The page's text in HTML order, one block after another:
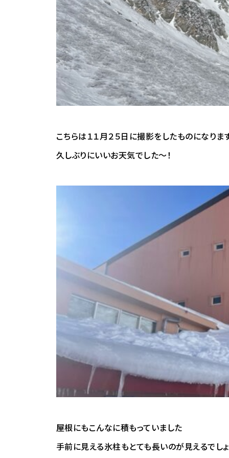
こちらは１１月２５日に撮影をしたものになりま
久しぶりにいいお天気でした～！
屋根にもこんなに積もっていました
手前に見える氷柱もとても長いのが見えるでしょ